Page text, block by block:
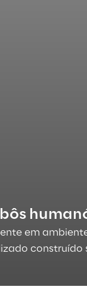
em
construído